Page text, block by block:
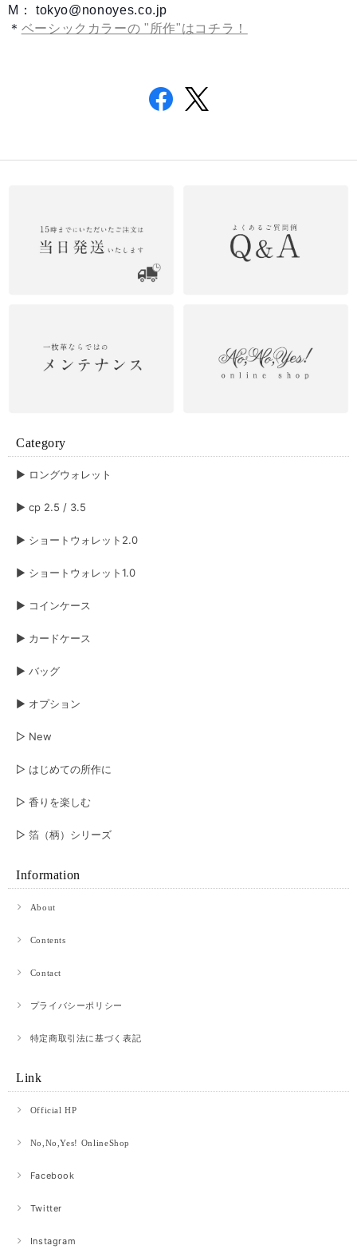
M： tokyo@nonoyes.co.jp
＊ ベーシックカラーの "所作"はコチラ！
Category
▶︎ ロングウォレット
▶︎ cp 2.5 / 3.5
▶︎ ショートウォレット2.0
▶︎ ショートウォレット1.0
▶︎ コインケース
▶︎ カードケース
▶︎ バッグ
▶︎ オプション
▷ New
▷ はじめての所作に
▷ 香りを楽しむ
▷ 箔（柄）シリーズ
Information
About
Contents
Contact
プライバシーポリシー
特定商取引法に基づく表記
Link
Official HP
No,No,Yes! OnlineShop
Facebook
Twitter
Instagram